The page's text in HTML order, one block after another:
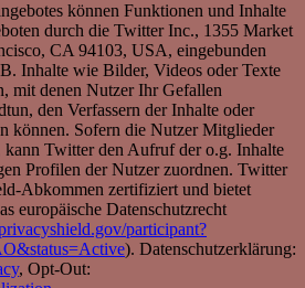
können Funktionen und Inhalte
durch die Twitter Inc., 1355 Market
CA 94103, USA, eingebunden
Inhalte wie Bilder, Videos oder Texte
mit denen Nutzer Ihr Gefallen
den Verfassern der Inhalte oder
können. Sofern die Nutzer Mitglieder
Twitter den Aufruf der o.g. Inhalte
Profilen der Nutzer zuordnen. Twitter
Abkommen zertifiziert und bietet
europäische Datenschutzrecht
participant?
). Datenschutzerklärung:
, Opt-Out: